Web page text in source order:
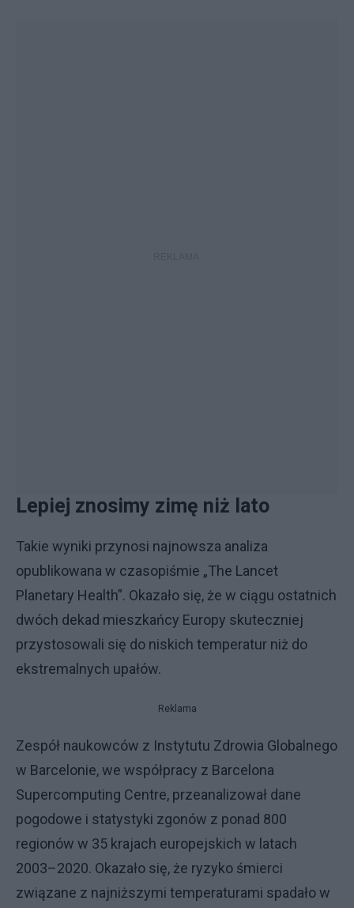
Lepiej znosimy zimę niż lato
Takie wyniki przynosi najnowsza analiza
opublikowana w czasopiśmie „The Lancet
Planetary Health”. Okazało się, że w ciągu ostatnich
dwóch dekad mieszkańcy Europy skuteczniej
przystosowali się do niskich temperatur niż do
ekstremalnych upałów.
Reklama
Zespół naukowców z Instytutu Zdrowia Globalnego
w Barcelonie, we współpracy z Barcelona
Supercomputing Centre, przeanalizował dane
pogodowe i statystyki zgonów z ponad 800
regionów w 35 krajach europejskich w latach
2003–2020. Okazało się, że ryzyko śmierci
związane z najniższymi temperaturami spadało w